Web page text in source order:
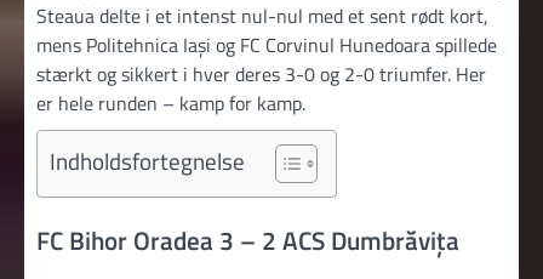
Steaua delte i et intenst nul-nul med et sent rødt kort,
mens Politehnica Iași og FC Corvinul Hunedoara spillede
stærkt og sikkert i hver deres 3-0 og 2-0 triumfer. Her
er hele runden – kamp for kamp.
Indholdsfortegnelse
FC Bihor Oradea 3 – 2 ACS Dumbrăvița